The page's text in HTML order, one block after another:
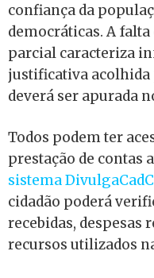
confiança da
democráticas. A falta
parcial caracteriza
justificativa acolhida
deverá ser apurada
Todos podem ter
prestação de contas
sistema
cidadão poderá
recebidas, despesas
recursos utilizados